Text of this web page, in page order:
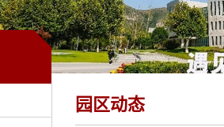
园区动态